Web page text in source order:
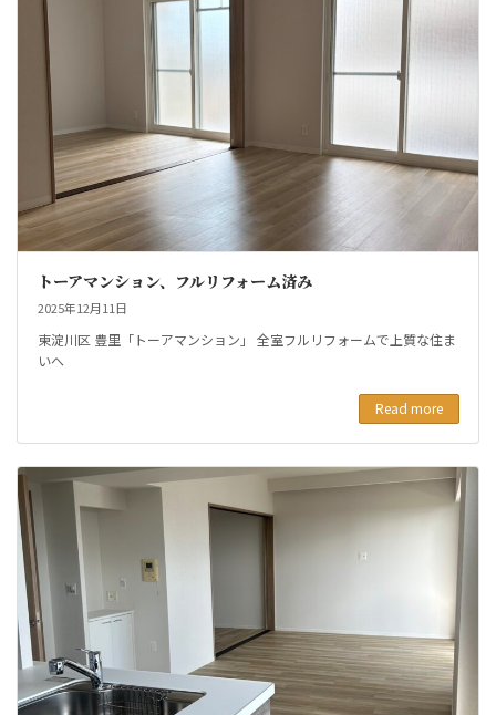
トーアマンション、フルリフォーム済み
2025年12月11日
東淀川区 豊里「トーアマンション」 全室フルリフォームで上質な住ま
いへ
Read more